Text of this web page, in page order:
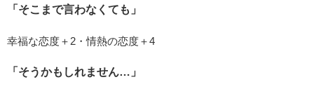
「そこまで言わなくても」
幸福な恋度＋2・情熱の恋度＋4
「そうかもしれません…」